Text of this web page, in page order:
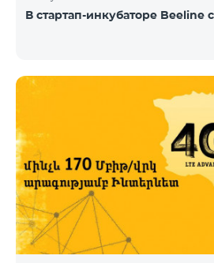
В стартап-инкубаторе Beeline